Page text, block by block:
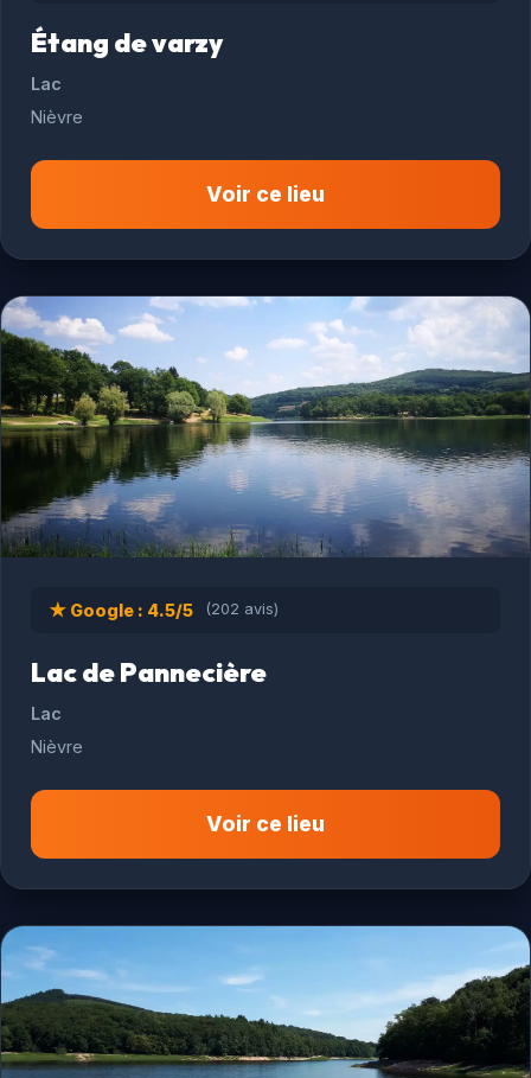
Étang de varzy
Lac
Nièvre
Voir ce lieu
★ Google : 4.5/5 (202 avis)
Lac de Pannecière
Lac
Nièvre
Voir ce lieu